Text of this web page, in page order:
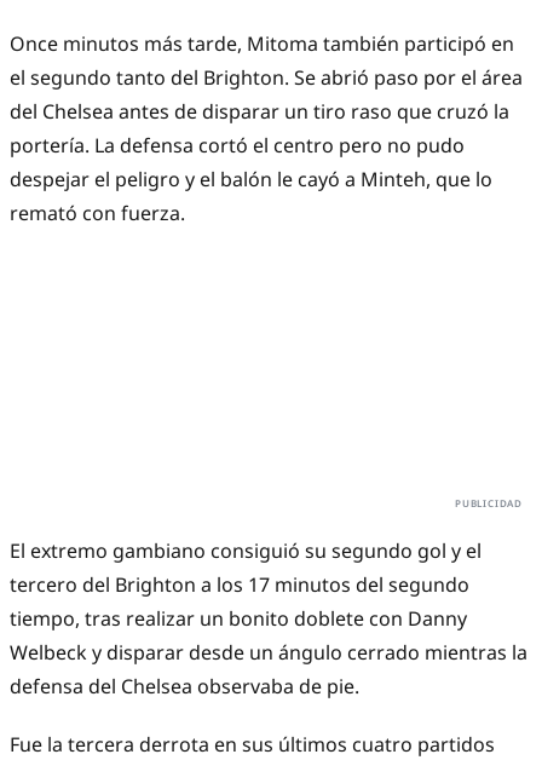
Once minutos más tarde, Mitoma también participó en
el segundo tanto del Brighton. Se abrió paso por el área
del Chelsea antes de disparar un tiro raso que cruzó la
portería. La defensa cortó el centro pero no pudo
despejar el peligro y el balón le cayó a Minteh, que lo
remató con fuerza.
El extremo gambiano consiguió su segundo gol y el
tercero del Brighton a los 17 minutos del segundo
tiempo, tras realizar un bonito doblete con Danny
Welbeck y disparar desde un ángulo cerrado mientras la
defensa del Chelsea observaba de pie.
Fue la tercera derrota en sus últimos cuatro partidos